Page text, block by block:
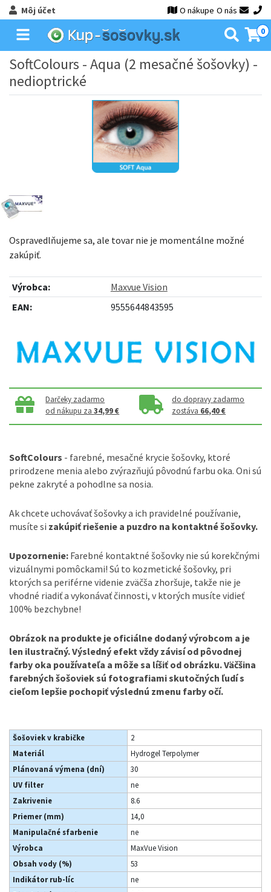
Môj účet O nákupe O nás
0
SoftColours - Aqua (2 mesačné šošovky) -
nedioptrické
Ospravedlňujeme sa, ale tovar nie je momentálne možné
zakúpiť.
Výrobca:
Maxvue Vision
EAN:
9555644843595
Darčeky zadarmo
od nákupu za34,99 €
do dopravy zadarmo
zostáva 66,40 €
SoftColours - farebné, mesačné krycie šošovky, ktoré
prirodzene menia alebo zvýrazňujú pôvodnú farbu oka. Oni sú
pekne zakryté a pohodlne sa nosia.
Ak chcete uchovávať šošovky a ich pravidelné používanie,
musíte si zakúpiť riešenie a puzdro na kontaktné šošovky.
Upozornenie: Farebné kontaktné šošovky nie sú korekčnými
vizuálnymi pomôckami! Sú to kozmetické šošovky, pri
ktorých sa periférne videnie zväčša zhoršuje, takže nie je
vhodné riadiť a vykonávať činnosti, v ktorých musíte vidieť
100% bezchybne!
Obrázok na produkte je oficiálne dodaný výrobcom a je
len ilustračný. Výsledný efekt vždy závisí od pôvodnej
farby oka používateľa a môže sa líšiť od obrázku. Väčšina
farebných šošoviek sú fotografiami skutočných ľudí s
cieľom lepšie pochopiť výslednú zmenu farby očí.
Šošoviek v krabičke
2
Materiál
Hydrogel Terpolymer
Plánovaná výmena (dní)
30
UV filter
ne
Zakrivenie
8.6
Priemer (mm)
14,0
Manipulačné sfarbenie
ne
Výrobca
MaxVue Vision
Obsah vody (%)
53
Indikátor rub-líc
ne